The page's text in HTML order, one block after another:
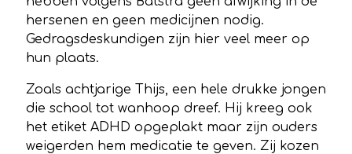
hersenen en geen medicijnen nodig.
Gedragsdeskundigen zijn hier veel meer op
hun plaats.
Zoals achtjarige Thijs, een hele drukke jongen
die school tot wanhoop dreef. Hij kreeg ook
het etiket ADHD opgeplakt maar zijn ouders
weigerden hem medicatie te geven. Zij kozen